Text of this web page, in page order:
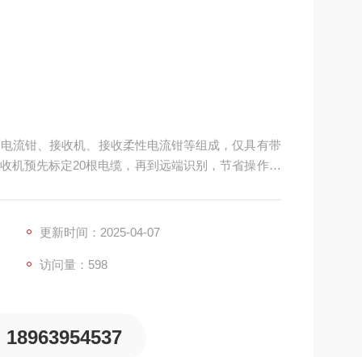
流钳、接收机、接收柔性电流钳等组成，仅具有带
机预先标定20根电缆，再到远端识别，节省操作⼈
更新时间：2025-04-07
访问量：598
18963954537